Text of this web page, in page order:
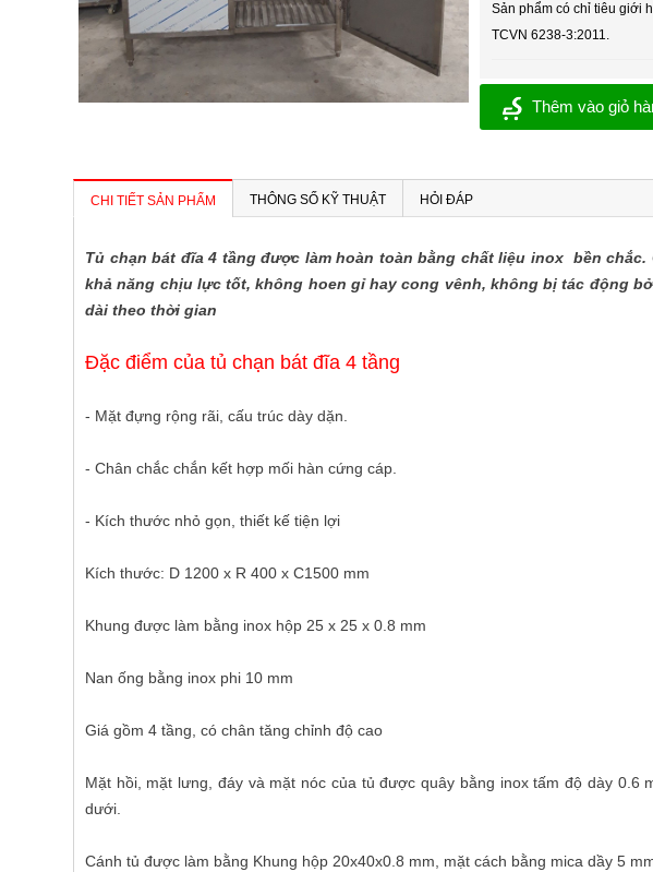
Sản phẩm có chỉ tiêu giới
TCVN 6238-3:2011.
Thêm vào giỏ
CHI TIẾT SẢN PHẨM THÔNG SỐ KỸ THUẬT HỎI ĐÁP
Tủ chạn bát đĩa 4 tầng được làm hoàn toàn bằng chất liệu inox bền
khả năng chịu lực tốt, không hoen gỉ hay cong vênh, không bị tác động
dài theo thời gian
Đặc điểm của tủ chạn bát đĩa 4 tầng
- Mặt đựng rộng rãi, cấu trúc dày dặn.
- Chân chắc chắn kết hợp mối hàn cứng cáp.
- Kích thước nhỏ gọn, thiết kế tiện lợi
Kích thước: D 1200 x R 400 x C1500 mm
Khung được làm bằng inox hộp 25 x 25 x 0.8 mm
Nan ống bằng inox phi 10 mm
Giá gồm 4 tầng, có chân tăng chỉnh độ cao
Mặt hồi, mặt lưng, đáy và mặt nóc của tủ được quây bằng inox tấm độ dày
dưới.
Cánh tủ được làm bằng Khung hộp 20x40x0.8 mm, mặt cách bằng mica dầy 5